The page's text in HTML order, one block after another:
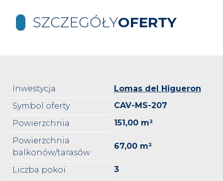
SZCZEGÓŁYOFERTY
Inwestycja
Lomas del Higueron
Symbol oferty
CAV-MS-207
Powierzchnia
151,00 m²
Powierzchnia
balkonów/tarasów
67,00 m²
Liczba pokoi
3